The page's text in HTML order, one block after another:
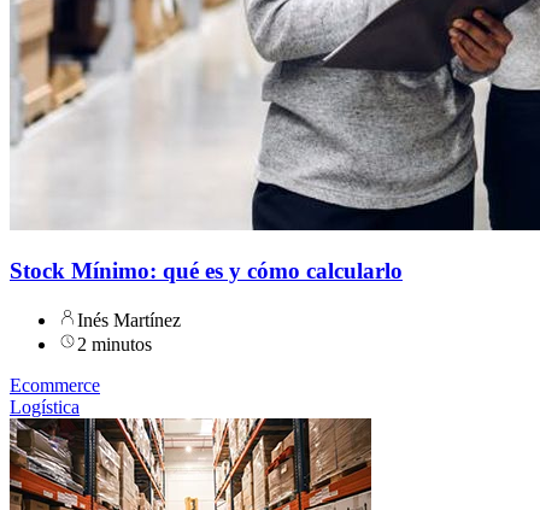
Stock Mínimo: qué es y cómo calcularlo
Inés Martínez
2 minutos
Ecommerce
Logística